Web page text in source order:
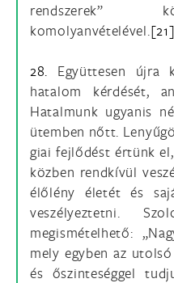
rendszerek”
komolyanvételével.[21]
28. Együttesen újra
hatalom kérdését,
Hatalmunk ugyanis
ütemben nőtt.
giai fejlődést értünk
közben rendkívül
élőlény életét és
veszélyeztetni.
megismételhető:
mely egyben az utolsó
és őszinteséggel